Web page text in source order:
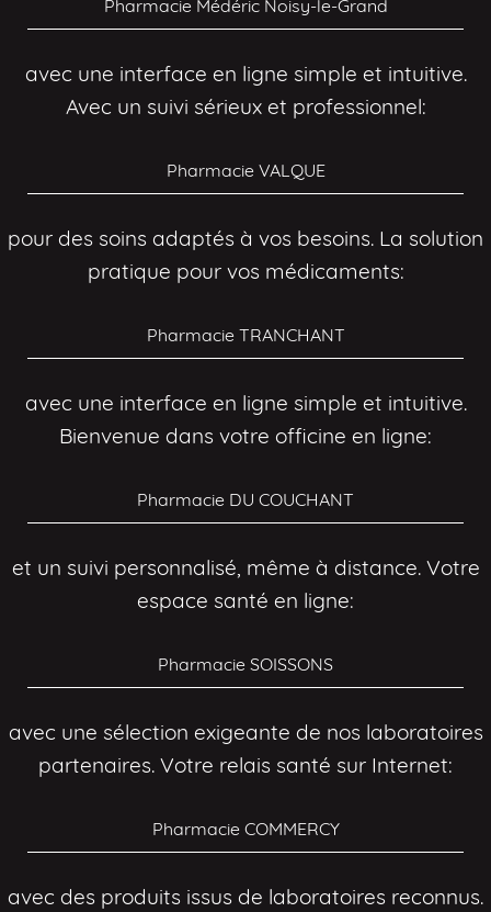
Pharmacie Médéric Noisy-le-Grand
avec une interface en ligne simple et intuitive.
Avec un suivi sérieux et professionnel:
Pharmacie VALQUE
pour des soins adaptés à vos besoins. La solution
pratique pour vos médicaments:
Pharmacie TRANCHANT
avec une interface en ligne simple et intuitive.
Bienvenue dans votre officine en ligne:
Pharmacie DU COUCHANT
et un suivi personnalisé, même à distance. Votre
espace santé en ligne:
Pharmacie SOISSONS
avec une sélection exigeante de nos laboratoires
partenaires. Votre relais santé sur Internet:
Pharmacie COMMERCY
avec des produits issus de laboratoires reconnus.